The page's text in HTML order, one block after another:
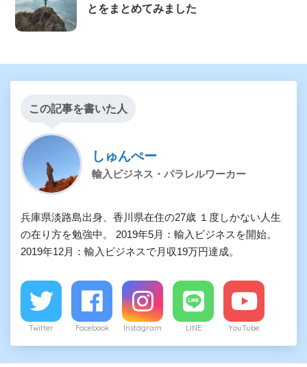
とをまとめてみました
この記事を書いた人
しゅんぺー
輸入ビジネス・パラレルワーカー
兵庫県淡路島出身、香川県在住の27歳 １度しかない人生
の在り方を勉強中。 2019年5月：輸入ビジネスを開始。
2019年12月：輸入ビジネスで月収19万円達成。
Twitter Facebook Instagram LINE YouTube